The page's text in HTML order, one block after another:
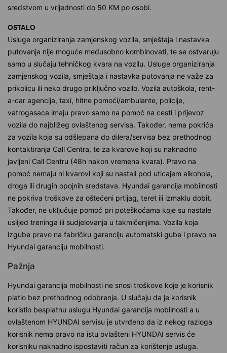
sredstvom u vrijednosti do 50 KM po osobi.
OSTALO
Usluge organiziranja zamjenskog vozila, smještaja i nastavka
putovanja nije moguće međusobno kombinovati, te se ostvaruju
samo u slučaju tehničkog kvara na vozilu. Usluge organiziranja
zamjenskog vozila, smještaja i nastavka putovanja ne važe za
prikolicu ili neko drugo priključno vozilo. Vozila autoškola, rent-
a-car agencija, taxi, hitne pomoći/ambulante, policije,
vatrogasaca imaju pravo samo na pomoć na cesti i prijevoz
vozila do najbližeg ovlaštenog servisa. Također, nema pokrića
za vozila koja su odšlepana do dilera/servisa bez prethodnog
kontaktiranja Call Centra, te za kvarove koji su naknadno
javljeni Call Centru (48h nakon vremena kvara). Pravo na
pomoć nemaju ni kvarovi koji su nastali pod uticajem alkohola,
droga ili drugih opojnih sredstava. Hyundai garancija mobilnosti
ne pokriva troškove za oštećeni prtljag, teret ili izmaklu dobit.
Također, ne uključuje pomoć pri poteškoćama koje su nastale
uslijed treninga ili sudjelovanja u takmičenjima. Vozila koja
izgube pravo na fabričku garanciju automatski gube i pravo na
Hyundai garanciju mobilnosti.
Pažnja
Hyundai garancija mobilnosti ne snosi troškove koje je korisnik
platio bez prethodnog odobrenja. U slučaju da je korisnik
koristio besplatnu uslugu Hyundai garancija mobilnosti a u
ovlaštenom HYUNDAI servisu je utvrđeno da iz nekog razloga
korisnik nema pravo na istu ovlašteni HYUNDAI servis će
korisniku naknadno ispostaviti račun za korištenje usluga.